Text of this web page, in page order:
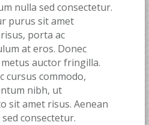
nulla sed consectetur.
purus sit amet
porta ac
at eros. Donec
auctor fringilla.
cursus commodo,
nibh, ut
sit amet risus. Aenean
consectetur.